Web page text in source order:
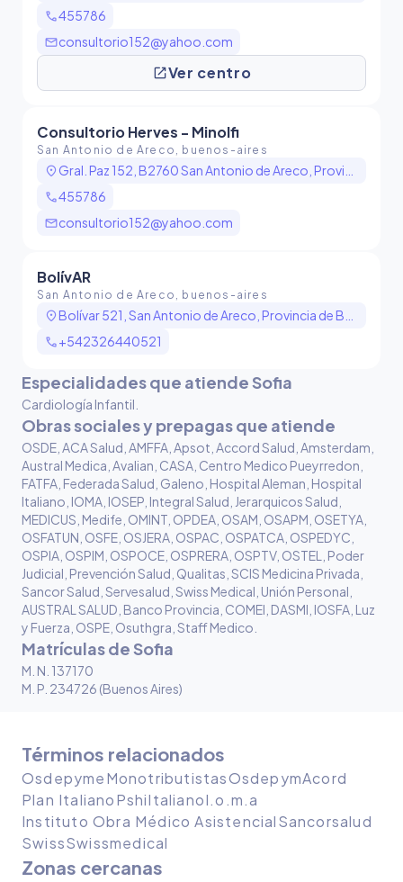
call455786
mailconsultorio152@yahoo.com
open_in_newVer centro
Consultorio Herves - Minolfi
San Antonio de Areco, buenos-aires
location_on
call455786
mailconsultorio152@yahoo.com
BolívAR
San Antonio de Areco, buenos-aires
location_on
call+542326440521
Especialidades que atiende Sofia
Cardiología Infantil
Obras sociales y prepagas que atiende
OSDE, ACA Salud, AMFFA, Apsot, Accord Salud, Amsterdam,
Austral Medica, Avalian, CASA, Centro Medico Pueyrredon,
FATFA, Federada Salud, Galeno, Hospital Aleman, Hospital
Italiano, IOMA, IOSEP, Integral Salud, Jerarquicos Salud,
MEDICUS, Medife, OMINT, OPDEA, OSAM, OSAPM, OSETYA,
OSFATUN, OSFE, OSJERA, OSPAC, OSPATCA, OSPEDYC,
OSPIA, OSPIM, OSPOCE, OSPRERA, OSPTV, OSTEL, Poder
Judicial, Prevención Salud, Qualitas, SCIS Medicina Privada,
Sancor Salud, Servesalud, Swiss Medical, Unión Personal,
AUSTRAL SALUD, Banco Provincia, COMEI, DASMI, IOSFA, Luz
y Fuerza, OSPE, Osuthgra, Staff Medico
Matrículas de Sofia
M. N. 137170
M. P. 234726 (Buenos Aires)
Términos relacionados
OsdepymeMonotributistasOsdepymAcord
Plan ItalianoPshiItalianoI.o.m.a
Instituto Obra Médico AsistencialSancorsalud
SwissSwissmedical
Zonas cercanas